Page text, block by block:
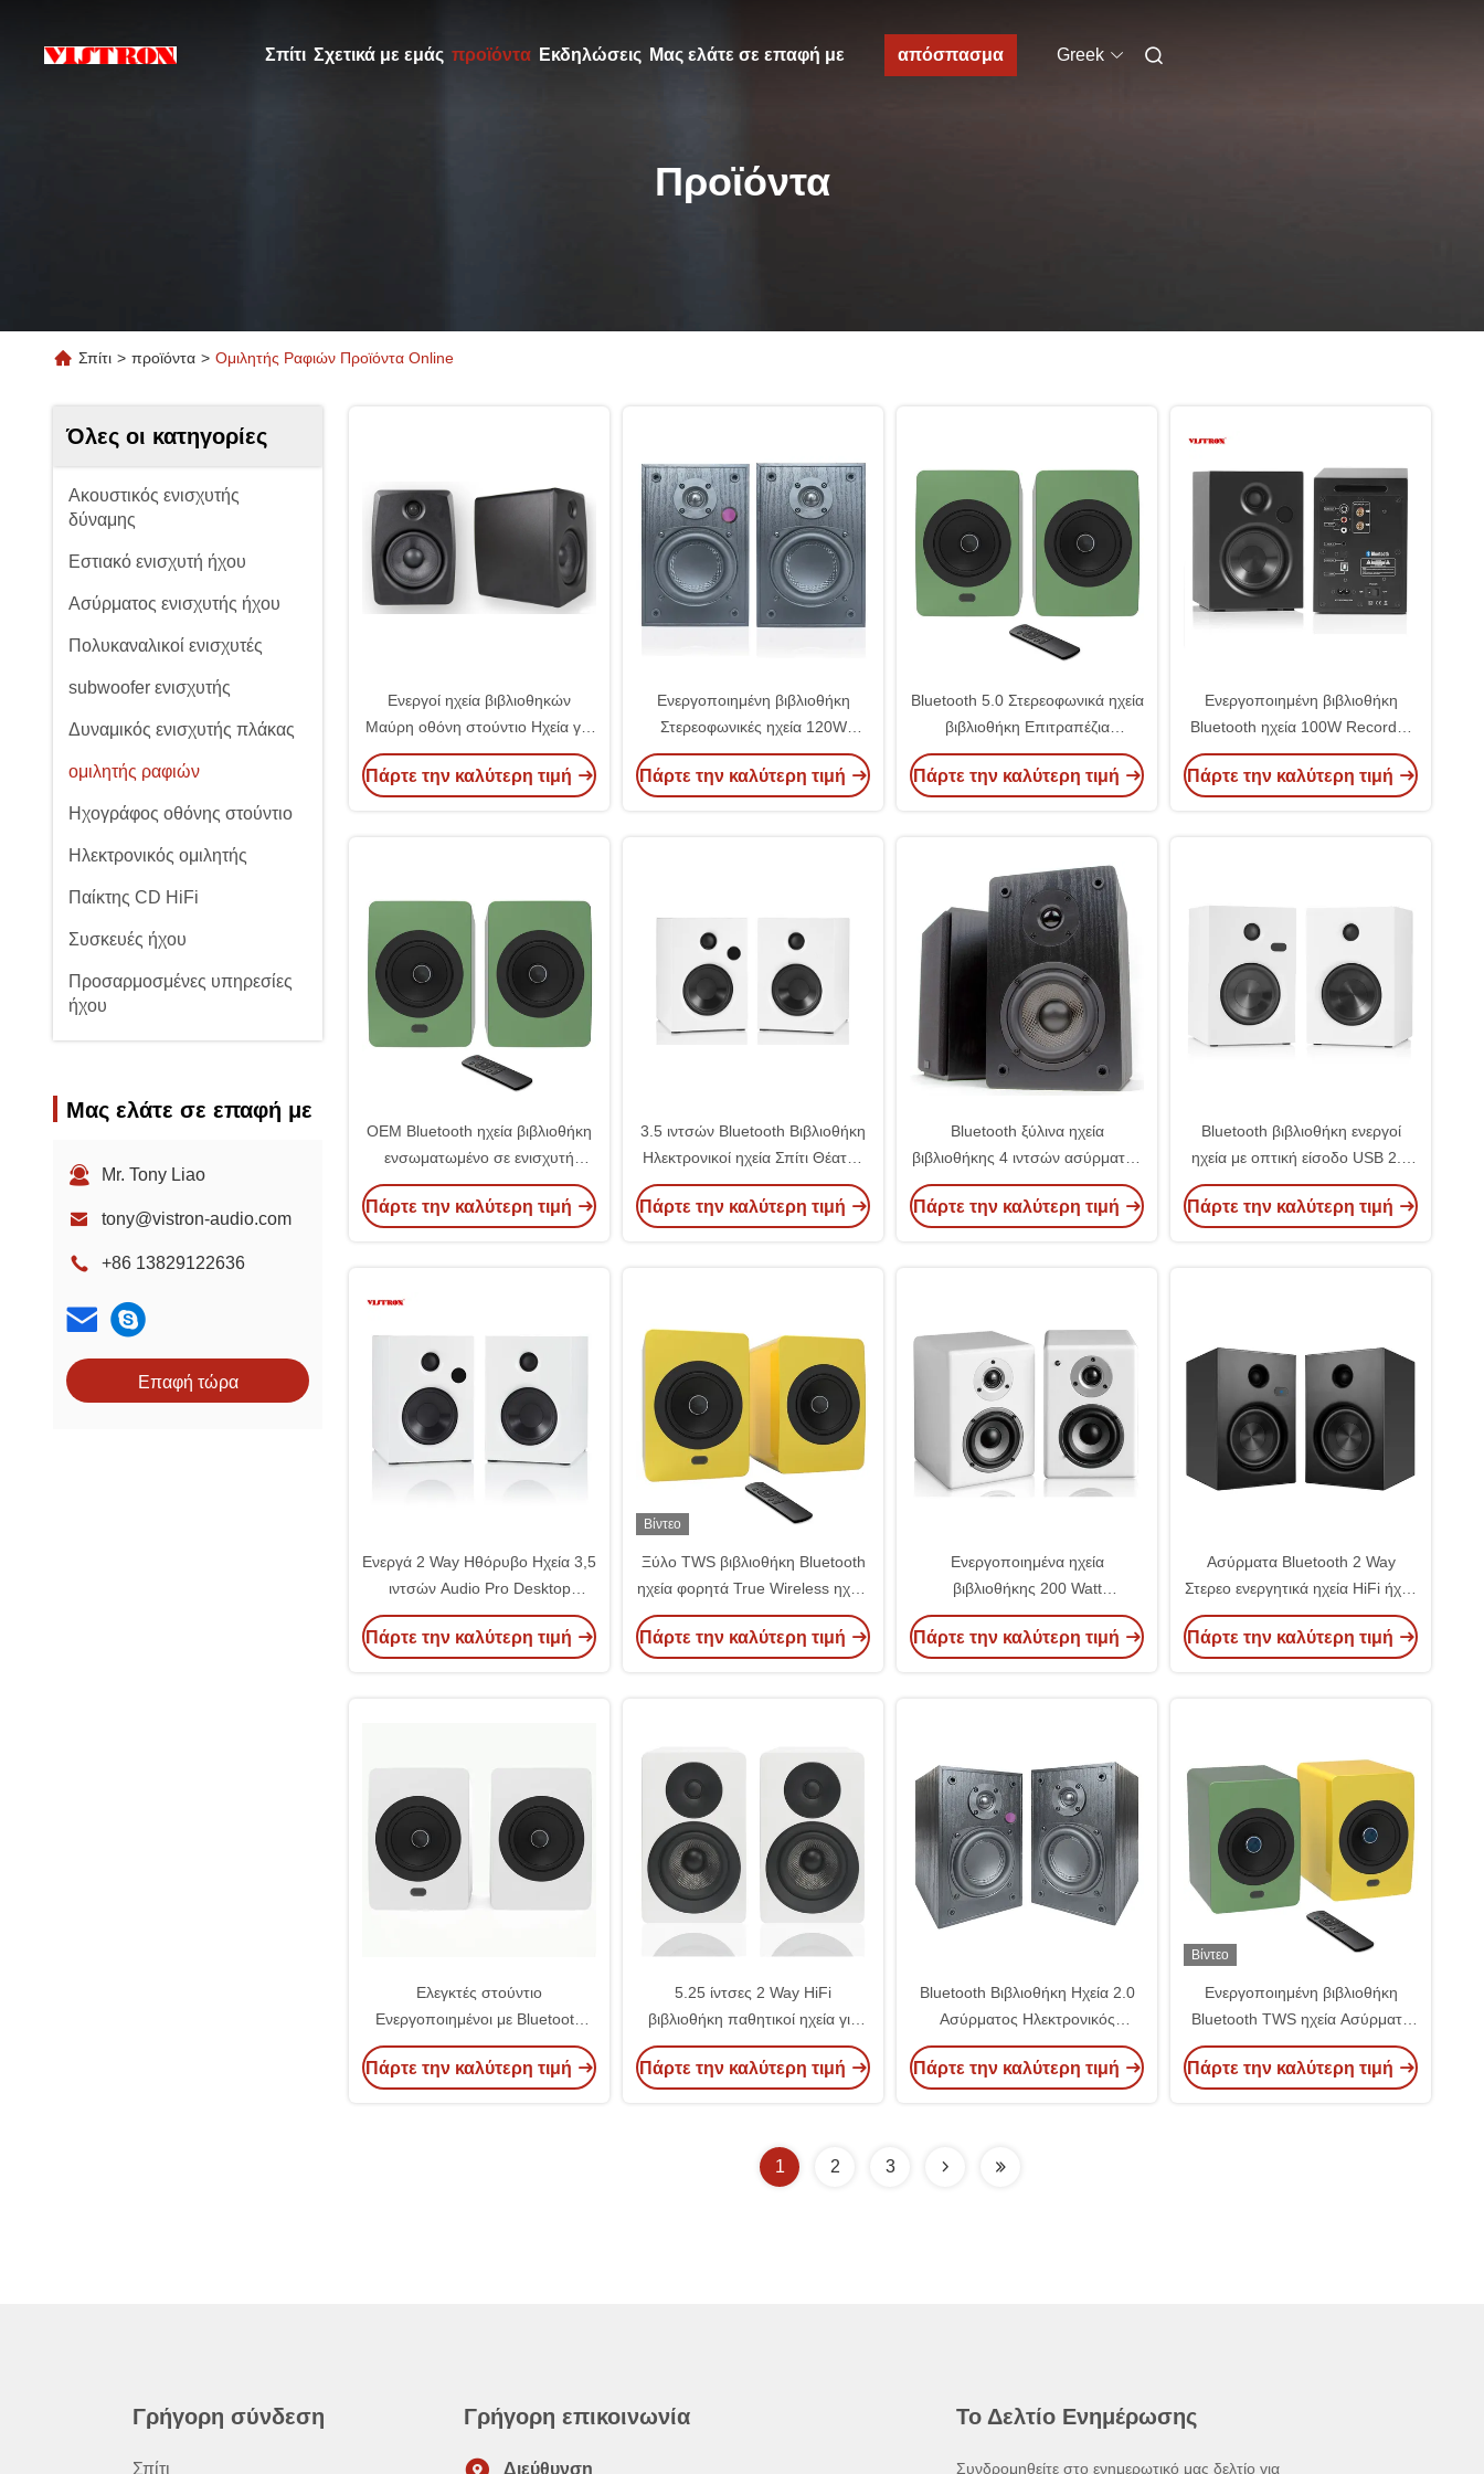
Σπίτι Σχετικά με εμάς προϊόντα Εκδηλώσεις Μας ελάτε σε επαφή με απόσπασμα Greek
Προϊόντα
Σπίτι > προϊόντα > Ομιλητής Ραφιών Προϊόντα Online
Όλες οι κατηγορίες
Ακουστικός ενισχυτής
δύναμης
Εστιακό ενισχυτή ήχου
Ασύρματος ενισχυτής ήχου
Πολυκαναλικοί ενισχυτές
subwoofer ενισχυτής
Δυναμικός ενισχυτής πλάκας
ομιλητής ραφιών
Ηχογράφος οθόνης στούντιο
Ηλεκτρονικός ομιλητής
Παίκτης CD HiFi
Συσκευές ήχου
Προσαρμοσμένες υπηρεσίες
ήχου
Μας ελάτε σε επαφή με
Mr. Tony Liao
tony@vistron-audio.com
+86 13829122636
Επαφή τώρα
Ενεργοί ηχεία βιβλιοθηκών
Μαύρη οθόνη στούντιο Ηχεία για
υπολογιστές PC οθόνη
παιχνιδιών
Πάρτε την καλύτερη τιμή
Ενεργοποιημένη βιβλιοθήκη
Στερεοφωνικές ηχεία 120W
Στούντιο οθόνες Ηχεία για
μουσική Παιχνίδια Πίνακες
Πάρτε την καλύτερη τιμή
Bluetooth 5.0 Στερεοφωνικά ηχεία
βιβλιοθήκη Επιτραπέζια
τηλεόραση Η/Υ Ενεργός οικιακός
ήχος ηχεία
Πάρτε την καλύτερη τιμή
Ενεργοποιημένη βιβλιοθήκη
Bluetooth ηχεία 100W Recorder
Player Στερεοφωνικές ηχεία για
γυριστήρα PC TV
Πάρτε την καλύτερη τιμή
OEM Bluetooth ηχεία βιβλιοθήκη
ενσωματωμένο σε ενισχυτή
υψηλής ισχύος για το οικιακό
σύστημα ήχου
Πάρτε την καλύτερη τιμή
3.5 ιντσών Bluetooth Βιβλιοθήκη
Ηλεκτρονικοί ηχεία Σπίτι Θέατρο
Ασύρματοι ηχεία HIFI
Πάρτε την καλύτερη τιμή
Bluetooth ξύλινα ηχεία
βιβλιοθήκης 4 ιντσών ασύρματος
οθόνης στούντιο ηχεία
Πάρτε την καλύτερη τιμή
Bluetooth βιβλιοθήκη ενεργοί
ηχεία με οπτική είσοδο USB 2.0
ασύρματος οθόνης στούντιο
ηχεία
Πάρτε την καλύτερη τιμή
Ενεργά 2 Way Ηθόρυβο Ηχεία 3,5
ιντσών Audio Pro Desktop
Powered Bluetooth Στερεοφωνικά
Ηχεία
Πάρτε την καλύτερη τιμή
Βίντεο
Ξύλο TWS βιβλιοθήκη Bluetooth
ηχεία φορητά True Wireless ηχεία
200W RMS
Πάρτε την καλύτερη τιμή
Ενεργοποιημένα ηχεία
βιβλιοθήκης 200 Watt
στερεοφωνικές ηχεία για μουσική
παιχνίδια πίνακες μετατροπής
Πάρτε την καλύτερη τιμή
Ασύρματα Bluetooth 2 Way
Στερεο ενεργητικά ηχεία HiFi ήχος
Powered βιβλιοθήκη ηχεία
Πάρτε την καλύτερη τιμή
Ελεγκτές στούντιο
Ενεργοποιημένοι με Bluetooth
Ηθική βιβλιοθήκη Ηχεία 200 Watt
TWS Ασύρματος ηχεία
Πάρτε την καλύτερη τιμή
5.25 ίντσες 2 Way HiFi
βιβλιοθήκη παθητικοί ηχεία για
οθόνη οθόνης οθόνη
στερεοφωνίες
Πάρτε την καλύτερη τιμή
Bluetooth Βιβλιοθήκη Ηχεία 2.0
Ασύρματος Ηλεκτρονικός
Τηλεοπτικός Οικιακό Θέατρο
Ενεργοποιημένοι Ηχεία
Πάρτε την καλύτερη τιμή
Βίντεο
Ενεργοποιημένη βιβλιοθήκη
Bluetooth TWS ηχεία Ασύρματο
ξύλινο ντουλάπι HiFi
στερεοφωνικό ηχείο
Πάρτε την καλύτερη τιμή
1 2 3
Γρήγορη σύνδεση
Σπίτι
Γρήγορη επικοινωνία
Διεύθυνση
Το Δελτίο Ενημέρωσης
Συνδρομηθείτε στο ενημερωτικό μας δελτίο για